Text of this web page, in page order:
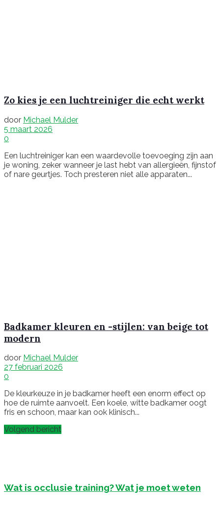
Zo kies je een luchtreiniger die echt werkt
door Michael Mulder
5 maart 2026
0
Een luchtreiniger kan een waardevolle toevoeging zijn aan
je woning, zeker wanneer je last hebt van allergieën, fijnstof
of nare geurtjes. Toch presteren niet alle apparaten...
Badkamer kleuren en -stijlen: van beige tot
modern
door Michael Mulder
27 februari 2026
0
De kleurkeuze in je badkamer heeft een enorm effect op
hoe de ruimte aanvoelt. Een koele, witte badkamer oogt
fris en schoon, maar kan ook klinisch...
Volgend bericht
Wat is occlusie training? Wat je moet weten